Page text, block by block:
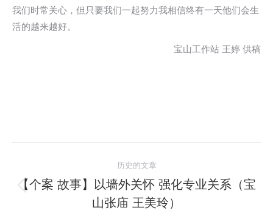
我们时常关心，但只要我们一起努力我相信终有一天他们会生
活的越来越好。
宝山工作站 王婷 供稿
章
历史的文章
历
史
【个案 故事】以墙外关怀 强化专业关系（宝
山张庙 王美玲）